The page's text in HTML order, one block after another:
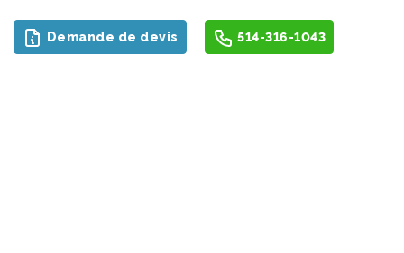
Demande de devis 514-316-1043